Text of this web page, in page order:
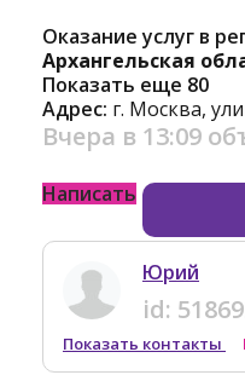
Оказание услуг в
Архангельская
Показать еще 80
Адрес: г. Москва,
Вчера в 13:09
Написать
Юрий
id:
Показать контакты